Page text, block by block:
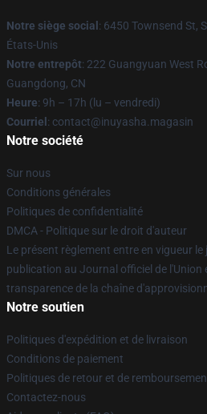
Notre siège social : 6450 Townsend St,
États-Unis
Notre entrepôt: 222 Guangyuan West
Guangdong, CN
Heure: 9h – 17h (lu – vendredi)
Courriel : contact@inuyasha.magasin
Notre société
Sur nous
Conditions générales
Politiques de confidentialité
DMCA - Politique sur le droit d'auteur
Le présent règlement entre en vigueur
publication au Journal officiel de l'Union
transparence de la chaîne
Notre soutien
Politiques d'expédition et de livraison
Conditions de paiement
Politiques de retour et de
Contactez-nous